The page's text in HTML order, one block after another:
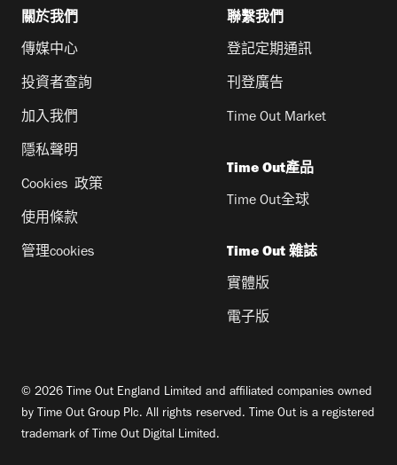
關於我們
傳媒中心
投資者查詢
加入我們
隱私聲明
Cookies 政策
使用條款
管理cookies
聯繫我們
登記定期通訊
刊登廣告
Time Out Market
Time Out產品
Time Out全球
Time Out 雜誌
實體版
電子版
© 2026 Time Out England Limited and affiliated companies owned
by Time Out Group Plc. All rights reserved. Time Out is a registered
trademark of Time Out Digital Limited.